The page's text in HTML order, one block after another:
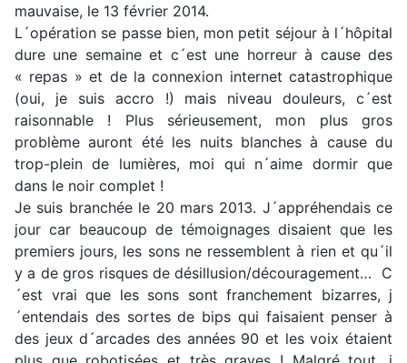
mauvaise, le 13 février 2014.
L´opération se passe bien, mon petit séjour à l´hôpital
dure une semaine et c´est une horreur à cause des
« repas » et de la connexion internet catastrophique
(oui, je suis accro !) mais niveau douleurs, c´est
raisonnable ! Plus sérieusement, mon plus gros
problème auront été les nuits blanches à cause du
trop-plein de lumières, moi qui n´aime dormir que
dans le noir complet !
Je suis branchée le 20 mars 2013. J´appréhendais ce
jour car beaucoup de témoignages disaient que les
premiers jours, les sons ne ressemblent à rien et qu´il
y a de gros risques de désillusion/découragement… C
´est vrai que les sons sont franchement bizarres, j
´entendais des sortes de bips qui faisaient penser à
des jeux d´arcades des années 90 et les voix étaient